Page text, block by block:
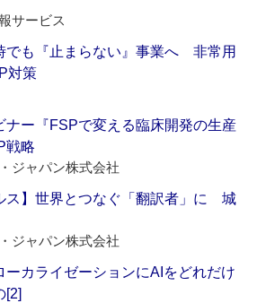
サービス
でも『止まらない』事業へ 非常用
対策
ナー『FSPで変える臨床開発の生産
戦略
ジャパン株式会社
ス】世界とつなぐ「翻訳者」に 城
ジャパン株式会社
ーカライゼーションにAIをどれだけ
[2]